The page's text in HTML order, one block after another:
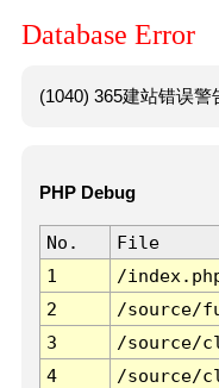
Database Error
(1040) 365建站错误
PHP Debug
No. File
1
/
2
/source/
3
/source/
4
/source/